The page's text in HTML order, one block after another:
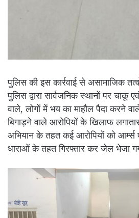
पुलिस की इस कार्रवाई से असामाजिक
पुलिस द्वारा सार्वजनिक स्थानों पर
वाले, लोगों में भय का माहौल पैदा करने
बिगाड़ने वाले आरोपियों के खिलाफ
अभियान के तहत कई आरोपियों को आर्म्स
धाराओं के तहत गिरफ्तार कर जेल भेजा